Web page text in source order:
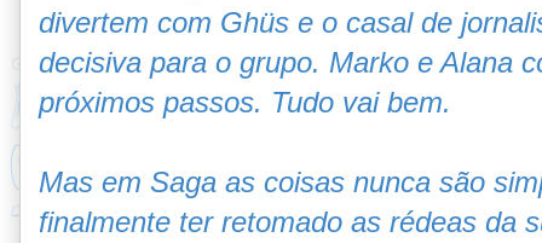
divertem com Ghüs e o casal de
decisiva para o grupo. Marko e Alana
próximos passos. Tudo vai bem.
Mas em Saga as coisas nunca são
finalmente ter retomado as rédeas da